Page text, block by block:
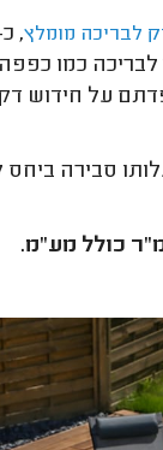
לבריכה מומלץ
כמו
סבירה